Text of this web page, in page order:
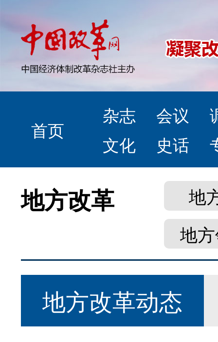
首页
杂志 会议
文化
史话
地方改革
地
地
地方改革动态